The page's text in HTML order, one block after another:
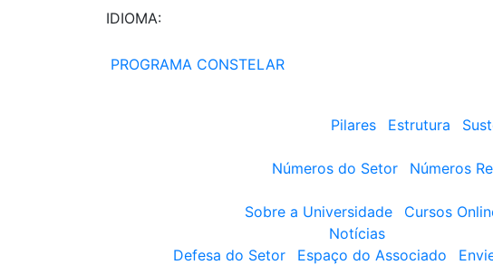
IDIOMA:
PROGRAMA CONSTELAR
Pilares
Estrutura
Números do Setor
Números
Sobre a Universidade
Cursos
Notícias
Defesa do Setor
Espaço do Associado